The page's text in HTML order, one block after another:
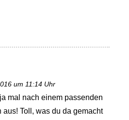
um 11:14 Uhr
mal nach einem passenden
aus! Toll, was du da gemacht